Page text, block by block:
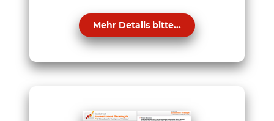
Mehr Details bitte...